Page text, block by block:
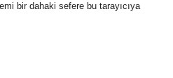
bir dahaki sefere bu tarayıcıya